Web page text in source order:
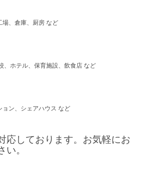
場、倉庫、厨房 など
、ホテル、保育施設、飲食店 など
ョン、シェアハウス など
応しております。お気軽にお
い。